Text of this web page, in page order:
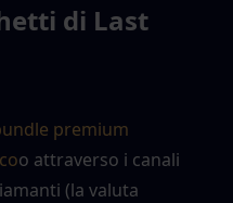
di Last
premium
o attraverso i canali
(la valuta